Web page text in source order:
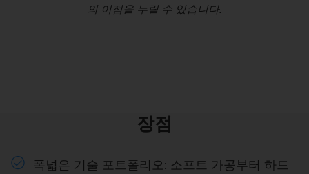
의 이점을 누릴 수 있습니다.
장점
폭넓은 기술 포트폴리오: 소프트 가공부터 하드